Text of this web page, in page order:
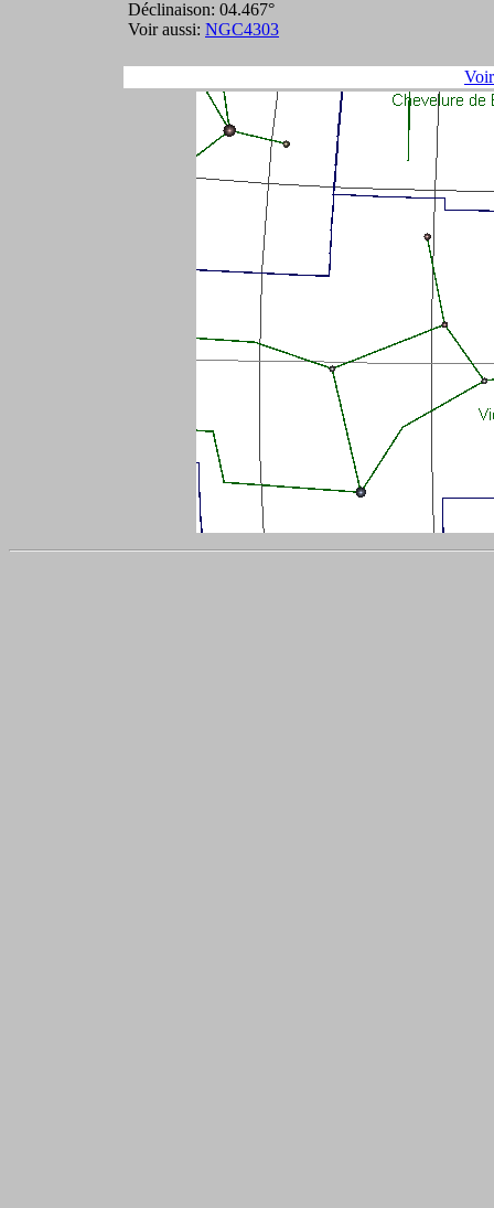
Déclinaison: 04.467°
Voir aussi: NGC4303